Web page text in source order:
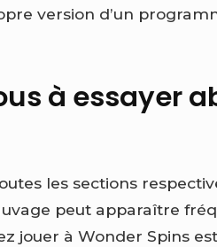
version d’un
à essayer
les sections
peut apparaître
jouer à Wonder Spins